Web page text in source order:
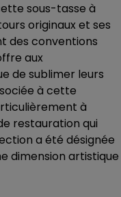
sous-tasse à
originaux et ses
des conventions
aux
de sublimer leurs
à cette
à
restauration qui
a été désignée
dimension artistique